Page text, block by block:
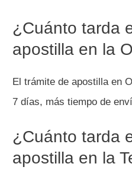
¿Cuánto tarda
apostilla en la
El trámite de apostilla en
7 días, más tiempo de
¿Cuánto tarda
apostilla en la